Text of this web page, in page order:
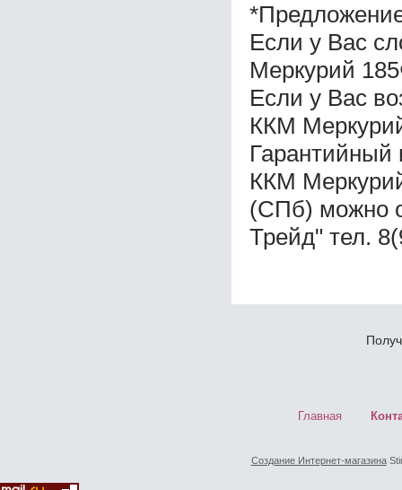
Если у Вас
Меркурий
Если у Вас
ККМ
Гарантийный
ККМ
(СПб) можно
Трейд" тел.
Главная
Создание Интернет-магазина